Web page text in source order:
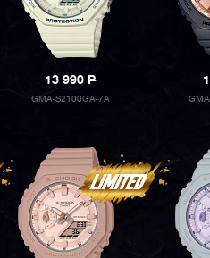
13 990P
GMA-S2100GA-7A